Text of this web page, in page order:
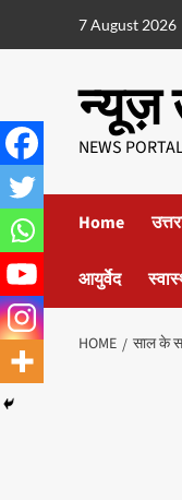
7 August 2026
न्यूज़
NEWS
Home
आयुर्वेद
HOME साल के